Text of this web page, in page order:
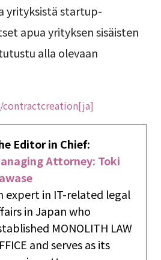
yrityksistä startup-
apua yrityksen sisäisten
alla olevaan
Editor in Chief:
Attorney: Toki
expert in IT-related legal
in Japan who
MONOLITH LAW
and serves as its